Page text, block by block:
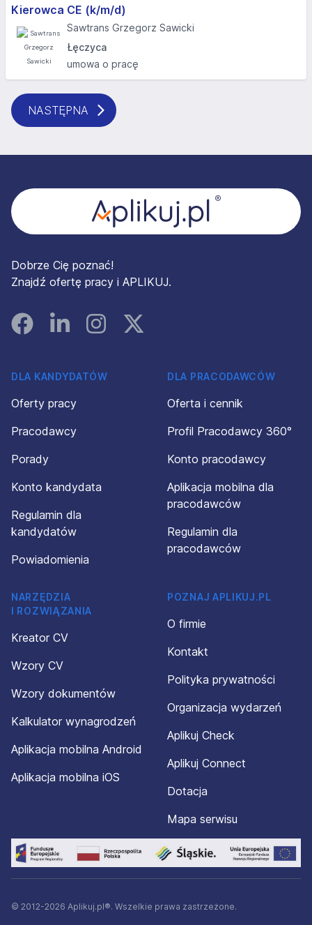
Kierowca CE (k/m/d)
Sawtrans Grzegorz Sawicki
Łęczyca
umowa o pracę
NASTĘPNA
Dobrze Cię poznać!
Znajdź ofertę pracy i APLIKUJ.
FacebookLinked InInstagramInstagram
DLA KANDYDATÓW
Oferty pracy
Pracodawcy
Porady
Konto kandydata
Regulamin dla
kandydatów
Powiadomienia
DLA PRACODAWCÓW
Oferta i cennik
Profil Pracodawcy 360°
Konto pracodawcy
Aplikacja mobilna dla
pracodawców
Regulamin dla
pracodawców
NARZĘDZIA
I ROZWIĄZANIA
Kreator CV
Wzory CV
Wzory dokumentów
Kalkulator wynagrodzeń
Aplikacja mobilna Android
Aplikacja mobilna iOS
POZNAJ APLIKUJ.PL
O firmie
Kontakt
Polityka prywatności
Organizacja wydarzeń
Aplikuj Check
Aplikuj Connect
Dotacja
Mapa serwisu
© 2012-2026 Aplikuj.pl®. Wszelkie prawa zastrzeżone.